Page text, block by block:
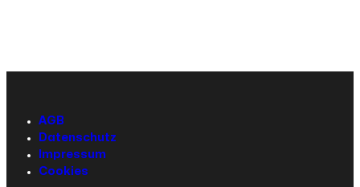
AGB
Datenschutz
Impressum
Cookies